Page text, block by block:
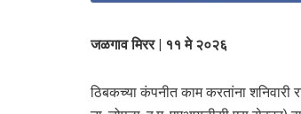
जळगाव मिरर | ११ मे २०२६
ठिबकच्या कंपनीत काम करतांना शनिवारी